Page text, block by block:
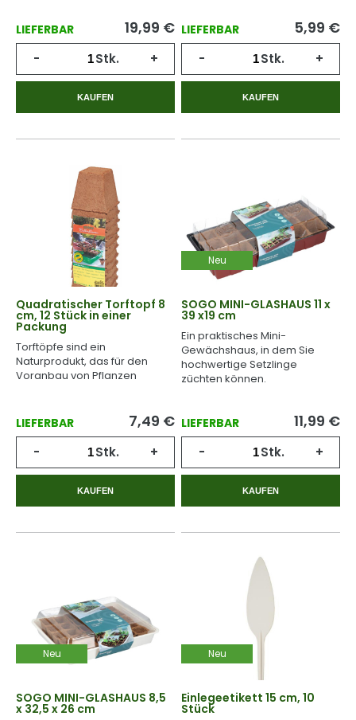
LIEFERBAR 19,99 €
- Stk. +
KAUFEN
LIEFERBAR 5,99 €
- Stk. +
KAUFEN
Quadratischer Torftopf 8
cm, 12 Stück in einer
Packung
Torftöpfe sind ein
Naturprodukt, das für den
Voranbau von Pflanzen
LIEFERBAR 7,49 €
- Stk. +
KAUFEN
Neu
SOGO MINI-GLASHAUS 11 x
39 x19 cm
Ein praktisches Mini-
Gewächshaus, in dem Sie
hochwertige Setzlinge
züchten können.
LIEFERBAR 11,99 €
- Stk. +
KAUFEN
Neu
SOGO MINI-GLASHAUS 8,5
x 32,5 x 26 cm
Neu
Einlegeetikett 15 cm, 10
Stück